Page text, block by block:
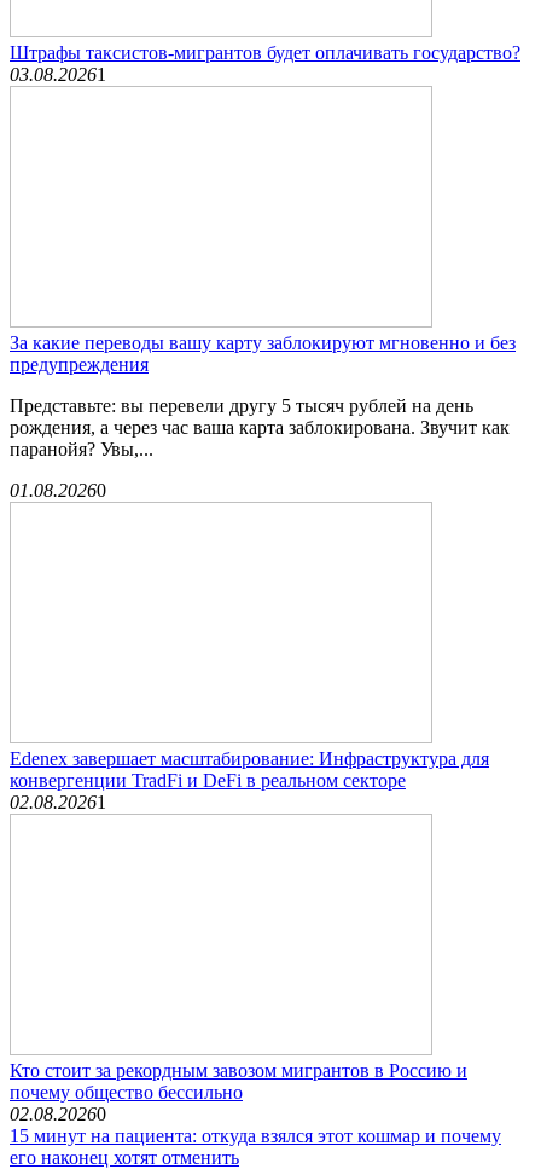
Штрафы таксистов-мигрантов будет оплачивать государство?
03.08.20261
За какие переводы вашу карту заблокируют мгновенно и без
предупреждения
Представьте: вы перевели другу 5 тысяч рублей на день
рождения, а через час ваша карта заблокирована. Звучит как
паранойя? Увы,...
01.08.20260
Edenex завершает масштабирование: Инфраструктура для
конвергенции TradFi и DeFi в реальном секторе
02.08.20261
Кто стоит за рекордным завозом мигрантов в Россию и
почему общество бессильно
02.08.20260
15 минут на пациента: откуда взялся этот кошмар и почему
его наконец хотят отменить